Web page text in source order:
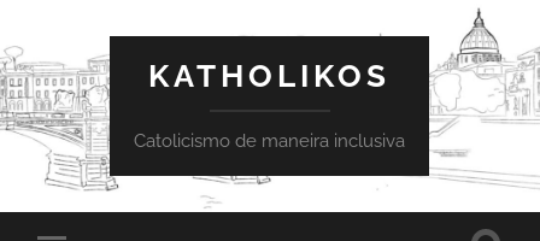
KATHOLIKOS
Catolicismo de maneira inclusiva